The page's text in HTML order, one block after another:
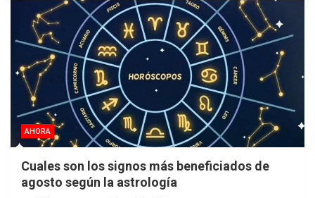
AHORA
Cuales son los signos más beneficiados de
agosto según la astrología